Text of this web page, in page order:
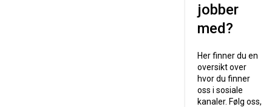
jobber
med?
Her finner du en
oversikt over
hvor du finner
oss i sosiale
kanaler. Følg oss,